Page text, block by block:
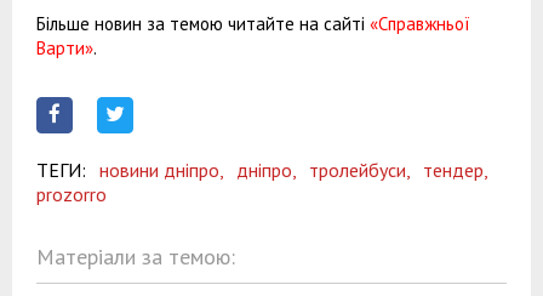
Більше новин за темою читайте на сайті «Справжньої
Варти».
ТЕГИ: новини дніпро, дніпро, тролейбуси,
тендер,
prozorro
Матеріали за темою: